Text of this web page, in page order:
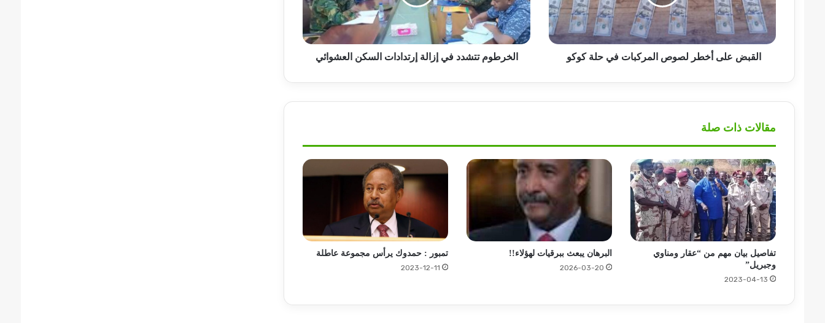
مسيرات وقصف تستهدف مدينة الدلنج
مقتل مئات من شباب التشاديين خلال قتال مع
المليشيا !!
العاملون بمصرف الإدخار يتعرضون لتهجير
قسري .. ما القصة!!
بأمدرمان
في
حلة
كوكو
القبض على أخطر لصوص المركبات في حلة كوكو
السكن
العشوائي
الخرطوم تتشدد في إزالة إرتدادات السكن العشوائي
مقالات ذات صلة
تفاصيل بيان مهم من “عقار ومناوي
وجبريل”
2023-04-13
البرهان يبعث ببرقيات لهؤلاء!!
2026-03-20
تمبور : حمدوك يرأس مجموعة عاطلة
2023-12-11